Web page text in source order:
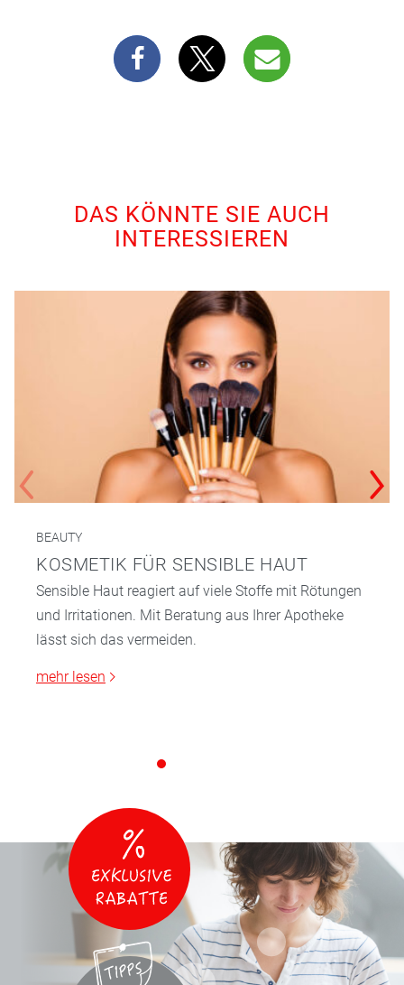
DAS KÖNNTE SIE AUCH
INTERESSIEREN
BEAUTY
KOSMETIK FÜR SENSIBLE HAUT
Sensible Haut reagiert auf viele Stoffe mit Rötungen
und Irritationen. Mit Beratung aus Ihrer Apotheke
lässt sich das vermeiden.
mehr lesen